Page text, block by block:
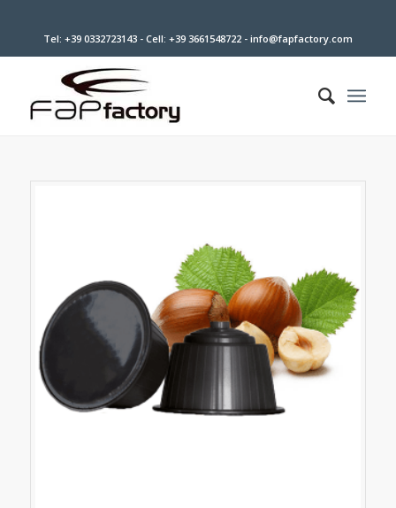
Tel: +39 0332723143- Cell: +39 3661548722- info@fapfactory.com